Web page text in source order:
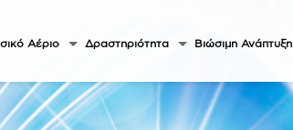
Αέριο Δραστηριότητα Βιώσιμη Ανάπτυξη